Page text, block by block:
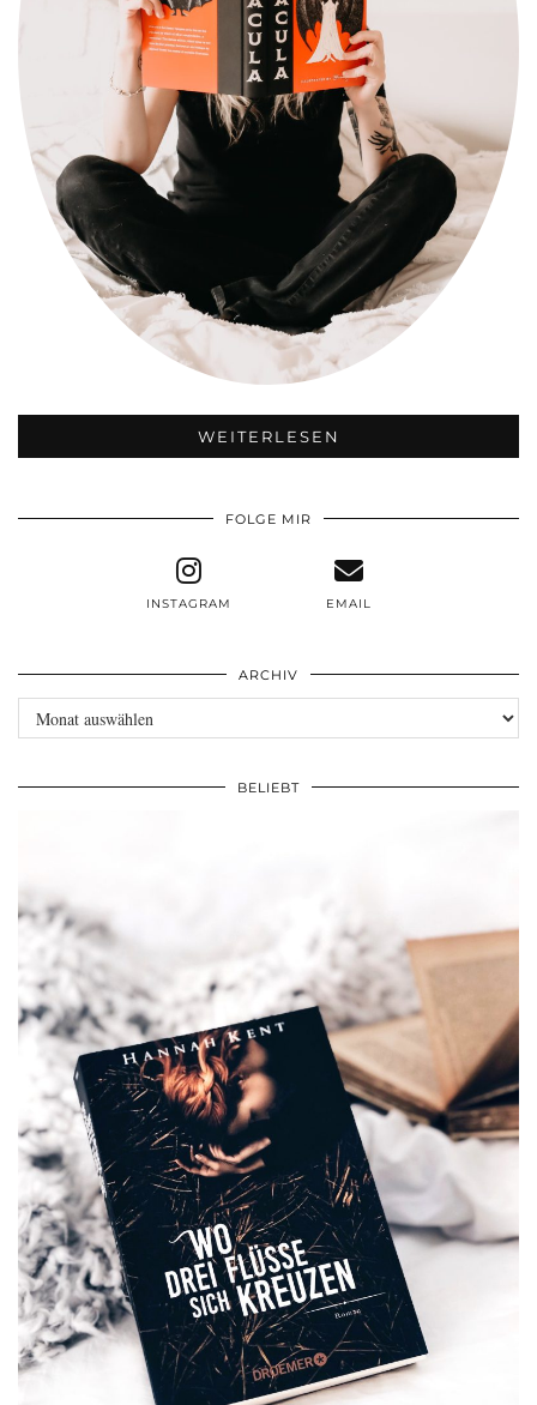
WEITERLESEN
FOLGE MIR
INSTAGRAM EMAIL
ARCHIV
Archiv
BELIEBT